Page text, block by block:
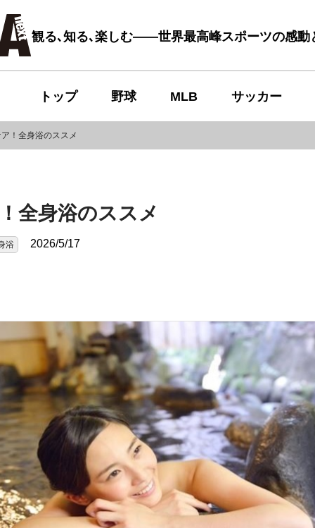
観る､知る､楽しむ――世界最高峰スポーツの感動
トップ 野球 MLB サッカー
！全身浴のススメ
全身浴のススメ
浴 2026/5/17